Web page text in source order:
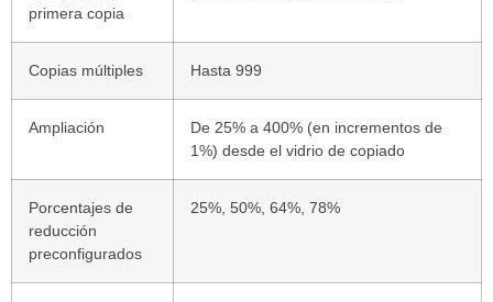
primera copia
Copias múltiples Hasta 999
Ampliación
De 25% a 400% (en incrementos de
1%) desde el vidrio de copiado
Porcentajes de
reducción
preconfigurados
25%, 50%, 64%, 78%